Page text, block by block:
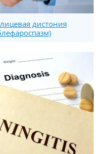
дистония